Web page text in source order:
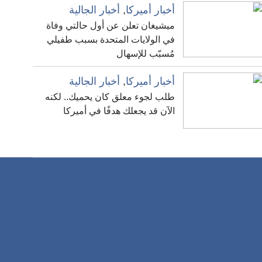
أخبار أميركا, أخبار الجالية
ميشيغان تعلن عن أول حالتي وفاة
في الولايات المتحدة بسبب طفيلي
مُسبّب للإسهال
أخبار أميركا, أخبار الجالية
طلب لجوء معلق كان يحميك.. لكنه
الآن قد يجعلك هدفًا في أميركا